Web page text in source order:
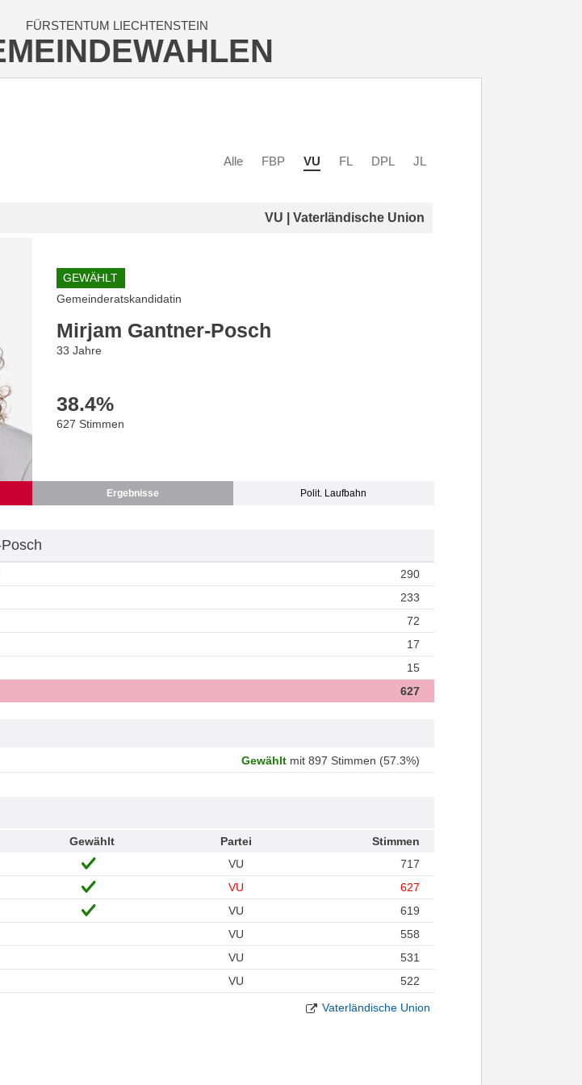
FÜRSTENTUM LIECHTENSTEIN
Alle FBP VU FL DPL JL
VU | Vaterländische Union
GEWÄHLT
Gemeinderatskandidatin
Mirjam Gantner-Posch
33 Jahre
38.4%
627 Stimmen
Ergebnisse Polit. Laufbahn
290
233
72
17
15
627
Gewähltmit 897 Stimmen (57.3%)
Gewählt Partei
Stimmen
VU
717
VU
627
VU
619
VU
558
VU
531
VU 522
Vaterländische Union